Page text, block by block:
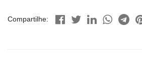
Compartilhe: